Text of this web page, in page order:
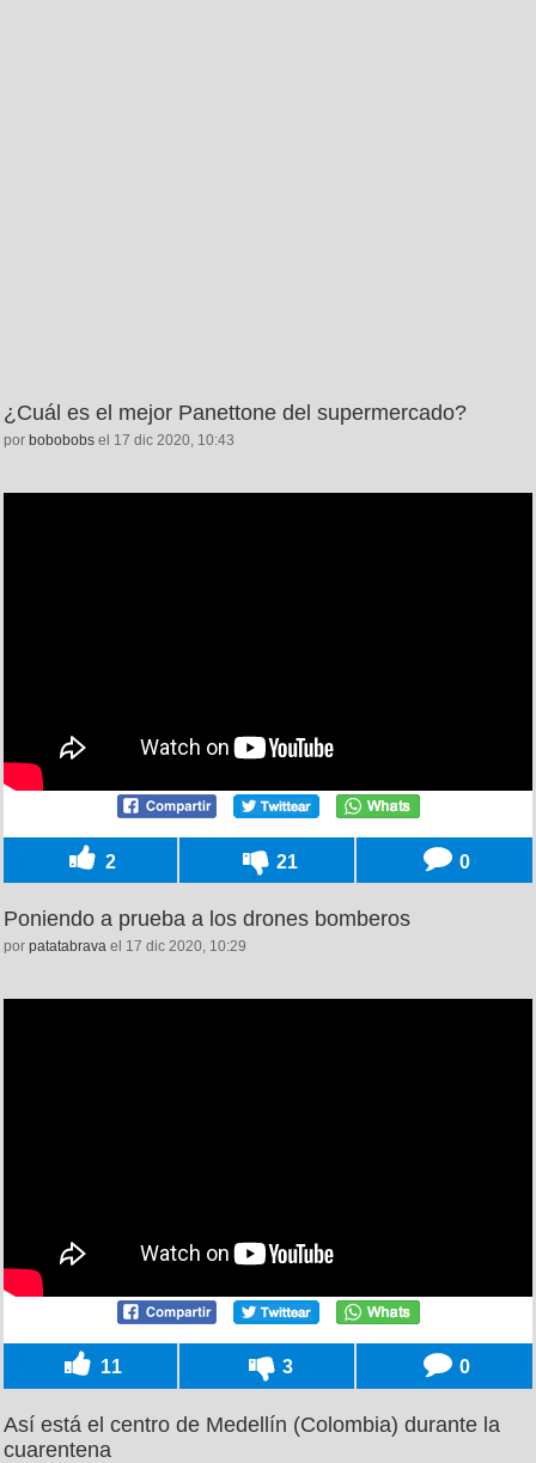
¿Cuál es el mejor Panettone del supermercado?
por bobobobs el 17 dic 2020, 10:43
2 21 0
Poniendo a prueba a los drones bomberos
por patatabrava el 17 dic 2020, 10:29
11 3 0
Así está el centro de Medellín (Colombia) durante la
cuarentena